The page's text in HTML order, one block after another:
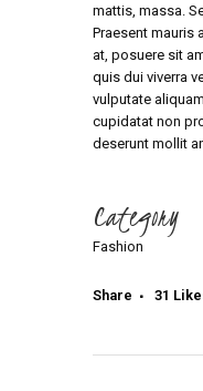
mattis, massa.
Praesent mauris
at, posuere sit
quis dui viverra
vulputate
cupidatat non
deserunt mollit
Category
Fashion
Share 31